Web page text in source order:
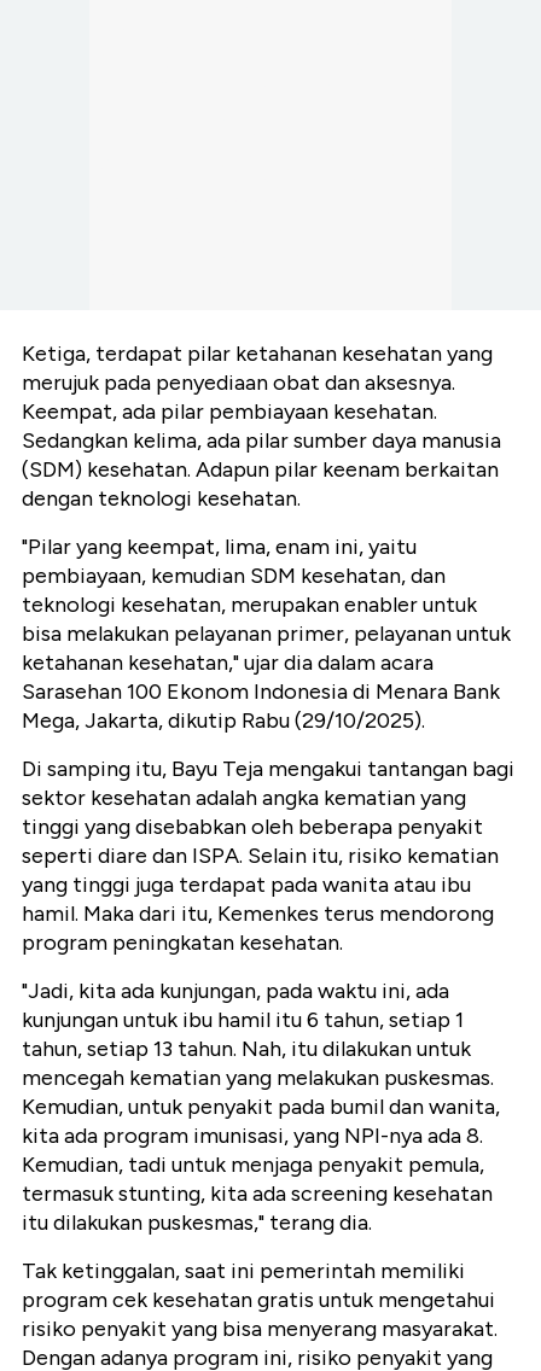
Ketiga, terdapat pilar ketahanan kesehatan yang
merujuk pada penyediaan obat dan aksesnya.
Keempat, ada pilar pembiayaan kesehatan.
Sedangkan kelima, ada pilar sumber daya manusia
(SDM) kesehatan. Adapun pilar keenam berkaitan
dengan teknologi kesehatan.
"Pilar yang keempat, lima, enam ini, yaitu
pembiayaan, kemudian SDM kesehatan, dan
teknologi kesehatan, merupakan enabler untuk
bisa melakukan pelayanan primer, pelayanan untuk
ketahanan kesehatan," ujar dia dalam acara
Sarasehan 100 Ekonom Indonesia di Menara Bank
Mega, Jakarta, dikutip Rabu (29/10/2025).
Di samping itu, Bayu Teja mengakui tantangan bagi
sektor kesehatan adalah angka kematian yang
tinggi yang disebabkan oleh beberapa penyakit
seperti diare dan ISPA. Selain itu, risiko kematian
yang tinggi juga terdapat pada wanita atau ibu
hamil. Maka dari itu, Kemenkes terus mendorong
program peningkatan kesehatan.
"Jadi, kita ada kunjungan, pada waktu ini, ada
kunjungan untuk ibu hamil itu 6 tahun, setiap 1
tahun, setiap 13 tahun. Nah, itu dilakukan untuk
mencegah kematian yang melakukan puskesmas.
Kemudian, untuk penyakit pada bumil dan wanita,
kita ada program imunisasi, yang NPI-nya ada 8.
Kemudian, tadi untuk menjaga penyakit pemula,
termasuk stunting, kita ada screening kesehatan
itu dilakukan puskesmas," terang dia.
Tak ketinggalan, saat ini pemerintah memiliki
program cek kesehatan gratis untuk mengetahui
risiko penyakit yang bisa menyerang masyarakat.
Dengan adanya program ini, risiko penyakit yang